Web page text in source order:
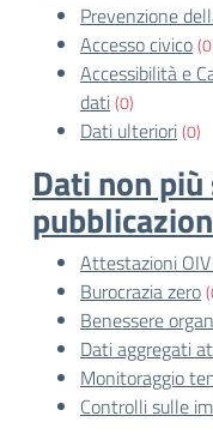
Prevenzione
Accesso civico
Accessibilità e
dati(0)
Dati ulteriori(0)
Dati non
Attestazioni
Burocrazia zero
Benessere
Dati aggregati
Monitoraggio
Controlli sulle